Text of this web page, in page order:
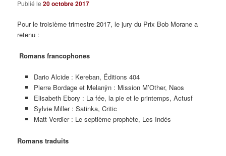
Publié le20 octobre 2017
Pour le troisième trimestre 2017, le jury du Prix Bob Morane a
retenu :
Romans francophones
Dario Alcide : Kereban, Éditions 404
Pierre Bordage et Melanÿn : Mission M’Other, Naos
Elisabeth Ebory : La fée, la pie et le printemps, Actusf
Sylvie Miller : Satinka, Critic
Matt Verdier : Le septième prophète, Les Indés
Romans traduits